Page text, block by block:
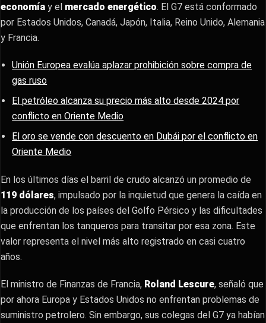
economía y el mercado energético. El G7 está conformado
por Estados Unidos, Canadá, Japón, Italia, Reino Unido, Alemania
y Francia.
Unión Europea evalúa aplazar prohibición sobre compra de
gas ruso
El petróleo alcanza su precio más alto desde 2024 por
conflicto en Oriente Medio
El oro se vende con descuento en Dubái por el conflicto en
Oriente Medio
En los últimos días el barril de crudo alcanzó un promedio de
119 dólares, impulsado por la inquietud que genera la caída en
la producción de los países del Golfo Pérsico y las dificultades
que enfrentan los tanqueros para transitar por esa zona. Este
valor representa el nivel más alto registrado en casi cuatro
años.
El ministro de Finanzas de Francia, Roland Lescure, señaló que
por ahora Europa y Estados Unidos no enfrentan problemas de
suministro petrolero. Sin embargo, sus colegas del G7 ya habían